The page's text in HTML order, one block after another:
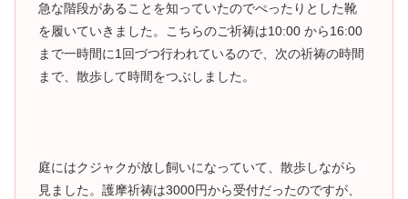
急な階段があることを知っていたのでぺったりとした靴
を履いていきました。こちらのご祈祷は10:00 から16:00
まで一時間に1回づつ行われているので、次の祈祷の時間
まで、散歩して時間をつぶしました。
庭にはクジャクが放し飼いになっていて、散歩しながら
見ました。護摩祈祷は3000円から受付だったのですが、